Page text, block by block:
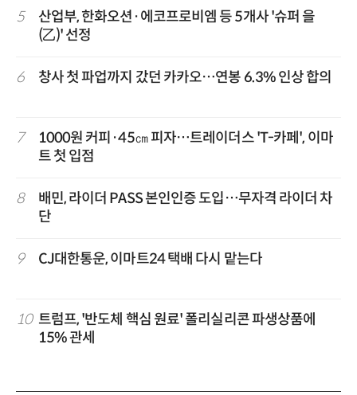
5
산업부, 한화오션·에코프로비엠 등 5개사 '슈퍼 을
(乙)' 선정
6 창사 첫 파업까지 갔던 카카오…연봉 6.3% 인상 합의
7
1000원 커피·45㎝ 피자…트레이더스 'T-카페', 이마
트 첫 입점
8
배민, 라이더 PASS 본인인증 도입…무자격 라이더 차
단
9 CJ대한통운, 이마트24 택배 다시 맡는다
10 트럼프, '반도체 핵심 원료' 폴리실리콘 파생상품에
15% 관세